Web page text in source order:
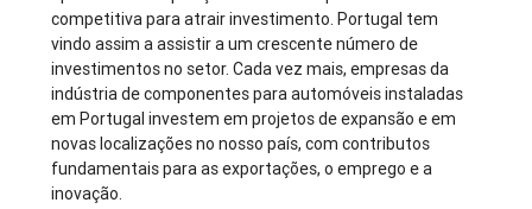
competitiva para atrair investimento. Portugal tem
vindo assim a assistir a um crescente número de
investimentos no setor. Cada vez mais, empresas da
indústria de componentes para automóveis instaladas
em Portugal investem em projetos de expansão e em
novas localizações no nosso país, com contributos
fundamentais para as exportações, o emprego e a
inovação.